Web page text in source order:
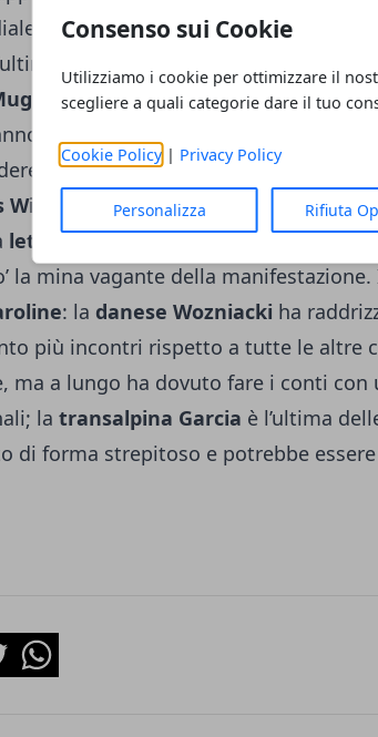
Consenso sui Cookie
Utilizziamo i cookie per ottimizzare il
scegliere a quali categorie dare il tuo
Cookie Policy| Privacy Policy
Personalizza Rifiuta
di fine anno, conteso da ben
atto stagionale.
la ceca Karolina Pliskova e
non solo il numero uno mondiale
la stagione da leader del tennis
è l’unica tra le otto a non
lettone Jelena Ostapenko è la più
la mina vagante della
: la danese Wozniacki ha
più incontri rispetto a tutte le altre
ma a lungo ha dovuto fare i conti con
la transalpina Garcia è l’ultima
di forma strepitoso e potrebbe essere
Whatsapp